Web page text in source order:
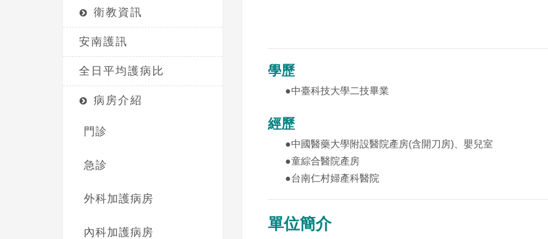
衛教資訊
安南護訊
全日平均護病比
病房介紹
門診
急診
外科加護病房
內科加護病房
學歷
●中臺科技大學二技畢業
經歷
●中國醫藥大學附設醫院產房(含開刀房)、嬰兒室
●童綜合醫院產房
●台南仁村婦產科醫院
單位簡介